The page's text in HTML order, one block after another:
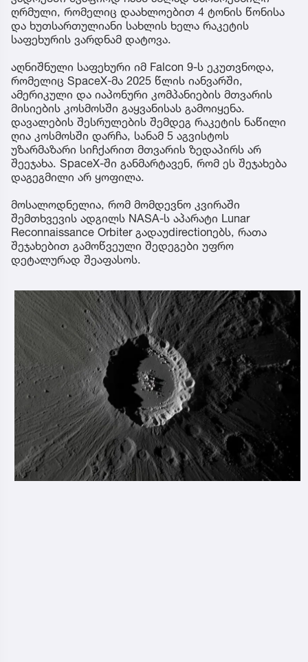
ღრმული, რომელიც დაახლოებით 4 ტონის წონისა
და ხუთსართულიანი სახლის ხელა რაკეტის
საფეხურის ვარდნამ დატოვა.
აღნიშნული საფეხური იმ Falcon 9-ს ეკუთვნოდა,
რომელიც SpaceX-მა 2025 წლის იანვარში,
ამერიკული და იაპონური კომპანიების მთვარის
მისიების კოსმოსში გაყვანისას გამოიყენა.
დავალების შესრულების შემდეგ რაკეტის ნაწილი
ღია კოსმოსში დარჩა, სანამ 5 აგვისტოს
უზარმაზარი სიჩქარით მთვარის ზედაპირს არ
შეეჯახა. SpaceX-ში განმარტავენ, რომ ეს შეჯახება
დაგეგმილი არ ყოფილა.
მოსალოდნელია, რომ მომდევნო კვირაში
შემთხვევის ადგილს NASA-ს აპარატი Lunar
Reconnaissance Orbiter გადაუdirectionებს, რათა
შეჯახებით გამოწვეული შედეგები უფრო
დეტალურად შეაფასოს.